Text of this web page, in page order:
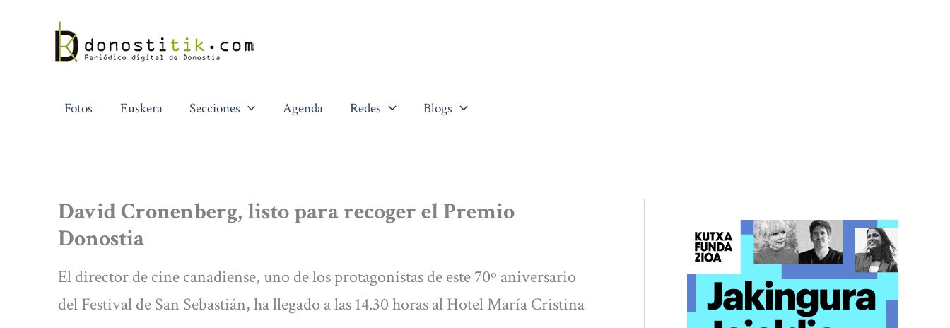
contenido
Fotos Euskera Secciones Agenda Redes Blogs
David Cronenberg, listo para recoger el Premio
Donostia
El director de cine canadiense, uno de los protagonistas de este 70º aniversario
del Festival de San Sebastián, ha llegado a las 14.30 horas al Hotel María Cristina